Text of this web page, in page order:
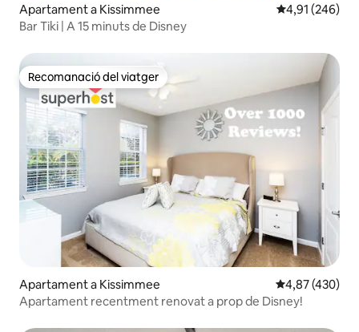
Apartament a Kissimmee 4,91 de
4,91 (246)
Bar Tiki | A 15 minuts de Disney
Recomanació del viatger
Recomanació del viatger
Apartament a Kissimmee 4,87 de
4,87 (430)
Apartament recentment renovat a prop de Disney!